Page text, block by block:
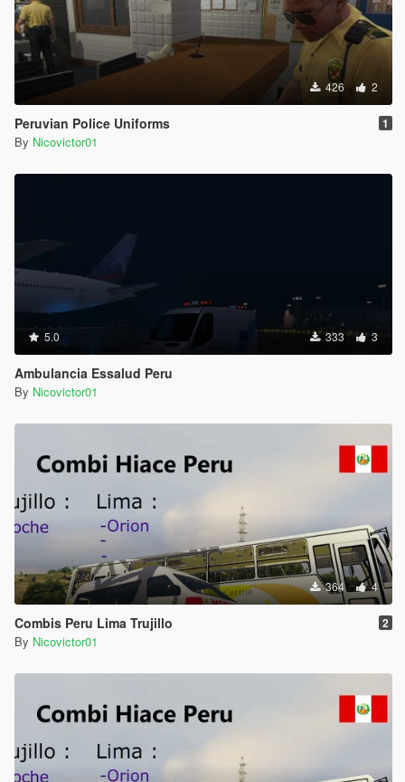
426 2
Peruvian Police Uniforms 1
By Nicovictor01
5.0 333 3
Ambulancia Essalud Peru
By Nicovictor01
364 4
Combis Peru Lima Trujillo 2
By Nicovictor01